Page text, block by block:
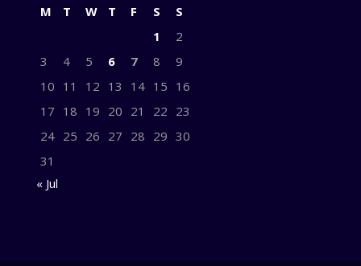
M T W T F S
S
1
2
3
4 5 6 7 8
9
10 11 12 13 14 15 16
17 18 19 20 21 22 23
24 25 26 27 28 29 30
31
« Jul